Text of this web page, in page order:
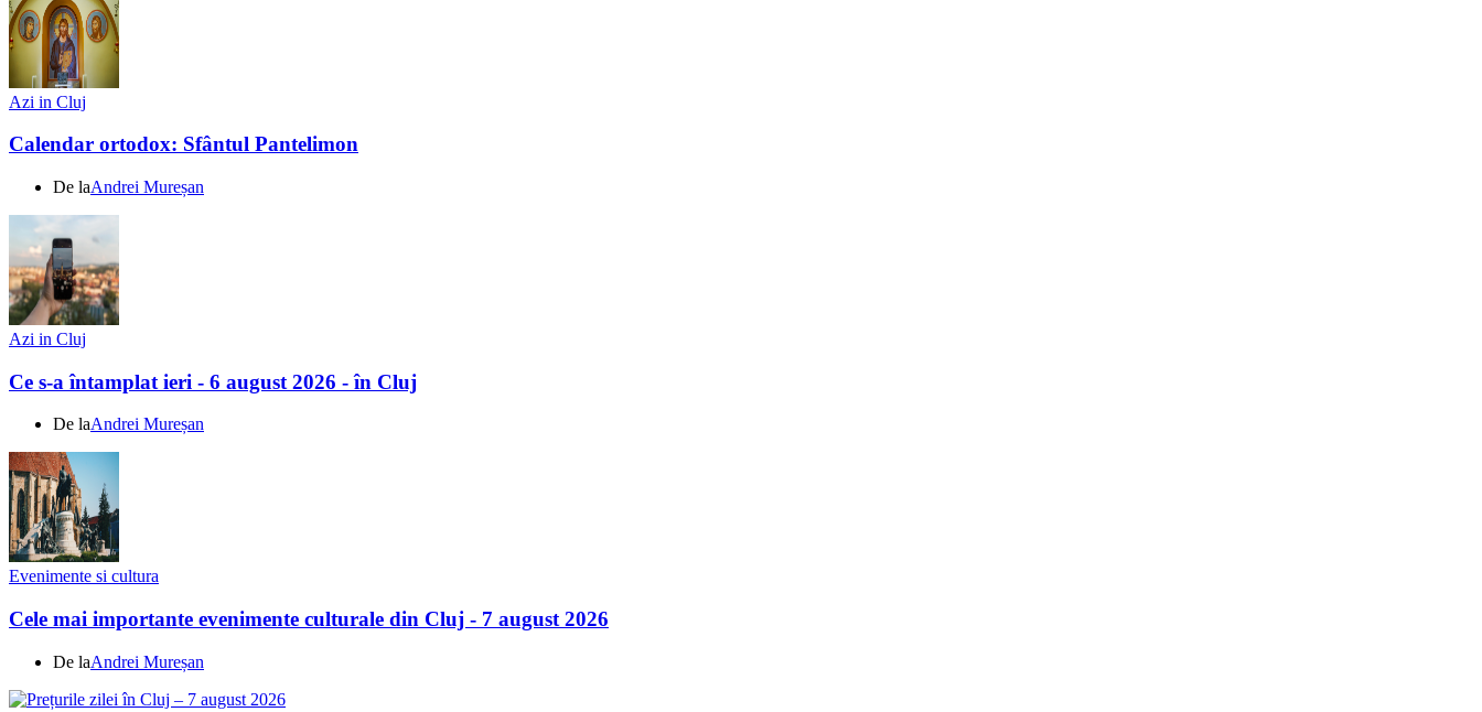
Azi in Cluj
Calendar ortodox: Sfântul Pantelimon
De laAndrei Mureșan
Azi in Cluj
Ce s-a întamplat ieri - 6 august 2026 - în Cluj
De laAndrei Mureșan
Evenimente si cultura
Cele mai importante evenimente culturale din Cluj - 7 august 2026
De laAndrei Mureșan